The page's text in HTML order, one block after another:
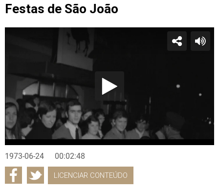
Festas de São João
1973-06-24 00:02:48
LICENCIAR CONTEÚDO